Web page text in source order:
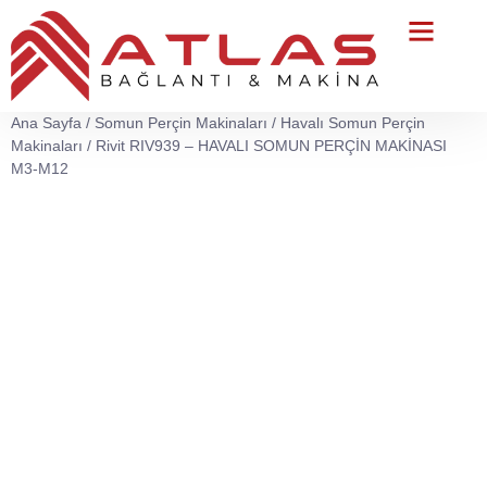
Ana Sayfa / Somun Perçin Makinaları / Havalı Somun Perçin
Makinaları / Rivit RIV939 – HAVALI SOMUN PERÇİN MAKİNASI
M3-M12